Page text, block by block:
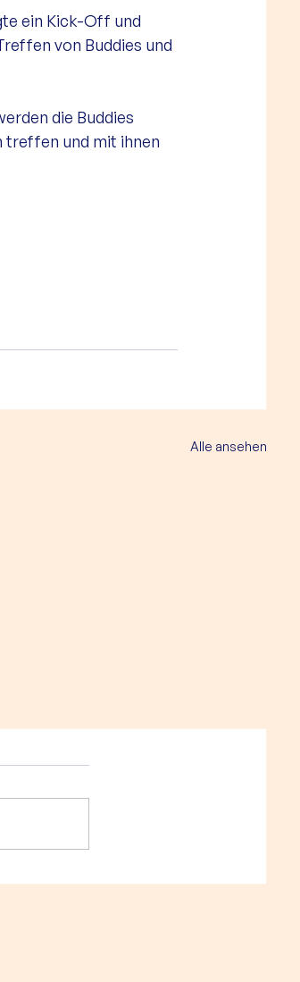
ein Kick-Off und
von Buddies und
die Buddies
treffen und mit ihnen
Alle ansehen